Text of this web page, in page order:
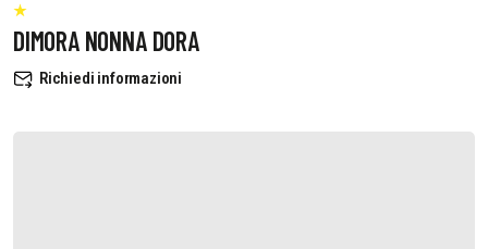
DIMORA NONNA DORA
Richiedi informazioni